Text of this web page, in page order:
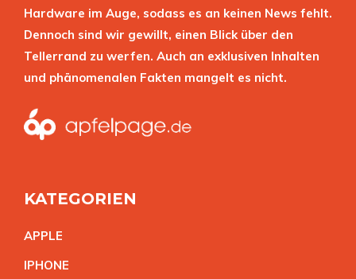
Hardware im Auge, sodass es an keinen News fehlt.
Dennoch sind wir gewillt, einen Blick über den
Tellerrand zu werfen. Auch an exklusiven Inhalten
und phänomenalen Fakten mangelt es nicht.
KATEGORIEN
APPLE
IPHONE